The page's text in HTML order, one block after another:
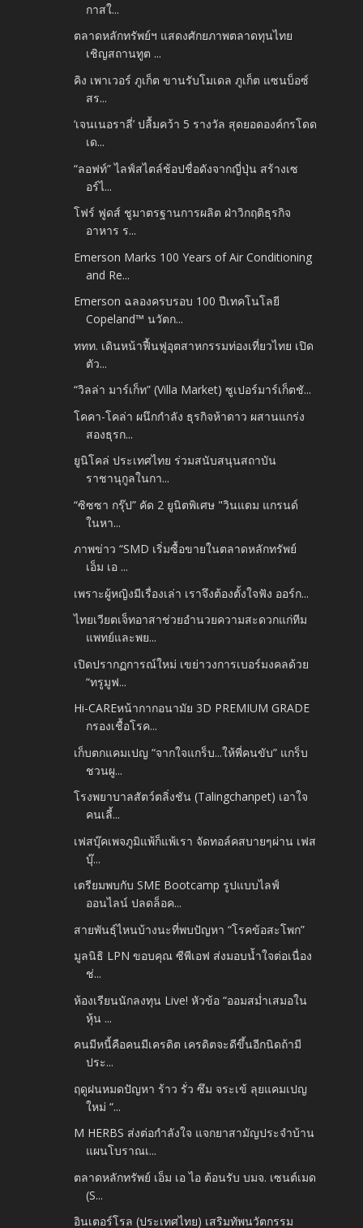
กาสใ...
ตลาดหลักทรัพย์ฯ แสดงศักยภาพตลาดทุนไทย
เชิญสถานทูต ...
คิง เพาเวอร์ ภูเก็ต ขานรับโมเดล ภูเก็ต แซนบ็อซ์
สร...
‘เจนเนอราลี่’ ปลื้มคว้า 5 รางวัล สุดยอดองค์กรโดด
เด...
“ลอฟท์” ไลฟ์สไตล์ช้อปชื่อดังจากญี่ปุ่น สร้างเซ
อร์ไ...
โฟร์ ฟูดส์ ชูมาตรฐานการผลิต ฝ่าวิกฤติธุรกิจ
อาหาร ร...
Emerson Marks 100 Years of Air Conditioning
and Re...
Emerson ฉลองครบรอบ 100 ปีเทคโนโลยี
Copeland™ นวัตก...
ททท. เดินหน้าฟื้นฟูอุตสาหกรรมท่องเที่ยวไทย เปิด
ตัว...
“วิลล่า มาร์เก็ท” (Villa Market) ซูเปอร์มาร์เก็ตชั...
โคคา-โคล่า ผนึกกำลัง ธุรกิจห้าดาว ผสานแกร่ง
สองธุรก...
ยูนิโคล่ ประเทศไทย ร่วมสนับสนุนสถาบัน
ราชานุกูลในกา...
“ซิซซา กรุ๊ป” คัด 2 ยูนิตพิเศษ "วินแดม แกรนด์
ในหา...
ภาพข่าว “SMD เริ่มซื้อขายในตลาดหลักทรัพย์
เอ็ม เอ ...
เพราะผู้หญิงมีเรื่องเล่า เราจึงต้องตั้งใจฟัง ออร์ก...
ไทยเวียตเจ็ทอาสาช่วยอำนวยความสะดวกแก่ทีม
แพทย์และพย...
เปิดปรากฏการณ์ใหม่ เขย่าวงการเบอร์มงคลด้วย
“ทรูมูฟ...
Hi-CAREหน้ากากอนามัย 3D PREMIUM GRADE
กรองเชื้อโรค...
เก็บตกแคมเปญ “จากใจแกร็บ...ให้พี่คนขับ” แกร็บ
ชวนผู...
โรงพยาบาลสัตว์ตลิ่งชัน (Talingchanpet) เอาใจ
คนเลี้...
เฟสบุ๊คเพจภูมิแพ้ก็แพ้เรา จัดทอล์คสบายๆผ่าน เฟส
บุ๊...
เตรียมพบกับ SME Bootcamp รูปแบบไลฟ์
ออนไลน์ ปลดล็อค...
สายพันธุ์ไหนบ้างนะที่พบปัญหา “โรคข้อสะโพก”
มูลนิธิ LPN ขอบคุณ ซีพีเอฟ ส่งมอบน้ำใจต่อเนื่อง
ช่...
ห้องเรียนนักลงทุน Live! หัวข้อ “ออมสม่ำเสมอใน
หุ้น ...
คนมีหนี้คือคนมีเครดิต เครดิตจะดีขึ้นอีกนิดถ้ามี
ประ...
ฤดูฝนหมดปัญหา ร้าว รั่ว ซึม จระเข้ ลุยแคมเปญ
ใหม่ “...
M HERBS ส่งต่อกำลังใจ แจกยาสามัญประจำบ้าน
แผนโบราณเ...
ตลาดหลักทรัพย์ เอ็ม เอ ไอ ต้อนรับ บมจ. เซนต์เมด
(S...
อินเตอร์โรล (ประเทศไทย) เสริมทัพนวัตกรรม